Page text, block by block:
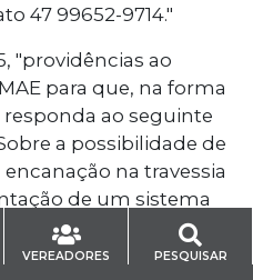
VEREADORES PESQUISAR
47 99652-9714."
, "providências ao
para que, na forma
ao seguinte
a possibilidade de
na travessia
de um sistema
ao longo da divisa
de Indaial e